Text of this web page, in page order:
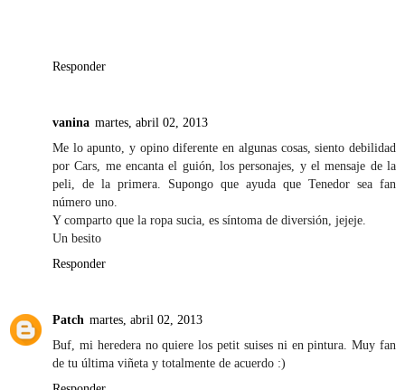
Responder
vanina martes, abril 02, 2013
Me lo apunto, y opino diferente en algunas cosas, siento debilidad
por Cars, me encanta el guión, los personajes, y el mensaje de la
peli, de la primera. Supongo que ayuda que Tenedor sea fan
número uno.
Y comparto que la ropa sucia, es síntoma de diversión, jejeje.
Un besito
Responder
Patch martes, abril 02, 2013
Buf, mi heredera no quiere los petit suises ni en pintura. Muy fan
de tu última viñeta y totalmente de acuerdo :)